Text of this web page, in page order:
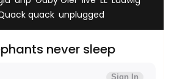
quack unplugged
never sleep